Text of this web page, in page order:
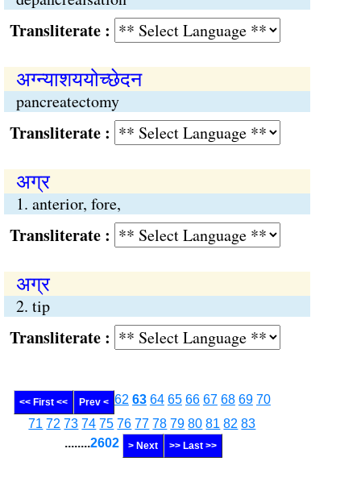
:
अग्न्याशययोच्छेदन
pancreatectomy
:
अग्र
1. anterior, fore,
:
अग्र
2. tip
:
<< First << Prev < 62 63 64 65 66 67 68 69 70
71 72 73 74 75 76 77 78 79 80 81 82 83
........2602 > Next >> Last >>